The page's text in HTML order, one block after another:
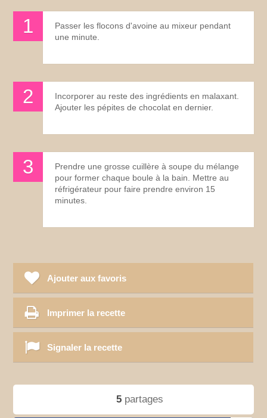
Passer les flocons d'avoine au mixeur pendant
une minute.
Incorporer au reste des ingrédients en malaxant.
Ajouter les pépites de chocolat en dernier.
Prendre une grosse cuillère à soupe du mélange
pour former chaque boule à la bain. Mettre au
réfrigérateur pour faire prendre environ 15
minutes.
Ajouter aux favoris
Imprimer la recette
Signaler la recette
5partages